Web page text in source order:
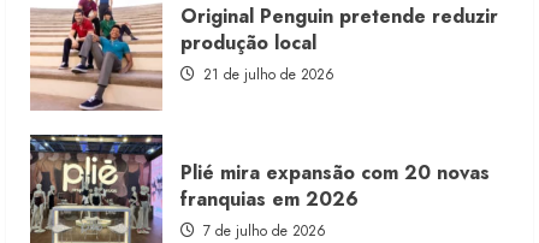
Original Penguin pretende reduzir
produção local
21 de julho de 2026
Plié mira expansão com 20 novas
franquias em 2026
7 de julho de 2026